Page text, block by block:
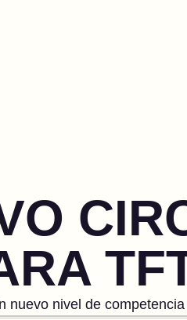
nuevo nivel de